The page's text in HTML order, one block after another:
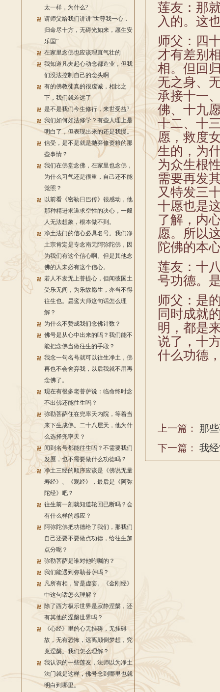
太一样，为什么?
请师父给我们讲讲“世尊我一心，
归命尽十方，无碍光如来，愿生安
乐国”
在家里念佛也应该理直气壮的
我知道凡夫起心动念都造业，但我
们没法控制自己的念头啊
有的佛教徒真的很虔诚，相比之
下，我们就差远了
是不是我们今生修行，来世受益?
我们如何如法修学？有些人理上是
明白了，但表现出来的还是我慢。
信受，是不是就是抛弃修资粮的那
些事情？
我们在佛堂念佛，在家里也念佛，
为什么习气还是很重，自己还不能
觉照？
以前看《密勒日巴传》很感动，他
那种精进求道求空性的决心，一般
人无法想象，根本做不到。
净土法门的信心必具名号。我们净
土宗肯定是专念南无阿弥陀佛，因
为我们有这个信心啊。但是其他念
佛的人未必有这个信心。
若人不发无上菩提心，但闻彼国土
受乐无间，为乐故愿生，亦当不得
往生也。昙鸾大师这句话怎么理
解？
为什么不赞成我们念佛计数？
佛号是从心中出来的吗？我们能不
能把念佛当做往生的手段？
我念一句名号就可以往生净土，佛
再也不会舍弃我，以后我就不用再
念佛了。
现在有很多老菩萨说：临命终时念
不出佛还能往生吗？
弥勒菩萨住在兜率天内院，等着当
来下生成佛。二十八层天，他为什
么选择兜率天？
闻到名号都能往生吗？不需要我们
发愿，也不需要做什么功德吗？
净土三经的顺序应该是《佛说无量
寿经》、《观经》，最后是《阿弥
陀经》吧？
往生前一刻就知道轮回已断吗？会
有什么样的感应？
阿弥陀佛把功德给了我们，那我们
自己还要不要做点功德，给往生加
点分呢？
弥勒菩萨是谁对他咐嘱的？
我们能遇到弥勒菩萨吗？
凡所有相，皆是虚妄。《金刚经》
中这句话怎么理解？
除了西方极乐世界是寂静涅槃，还
有其他的涅槃世界吗？
《心经》里的心无挂碍，无挂碍
故，无有恐怖，远离颠倒梦想，究
竟涅槃。我们怎么理解？
我认识的一些莲友，法师以为净土
法门就是这样，佛号念到哪里也就
明白到哪里。
莲友：那
入的。这
师父：四
才有差别
相。但回
无之身、
承接十一
佛、十九
十二、十
愿，救度
生的，为
为众生根
需要再发
又特发三
十愿也是
了解，内
愿。所以
陀佛的本
莲友：十
号功德。
师父：是
同时成就
明，都是
说了，十
什么功德
上一篇： 那
下一篇： 我